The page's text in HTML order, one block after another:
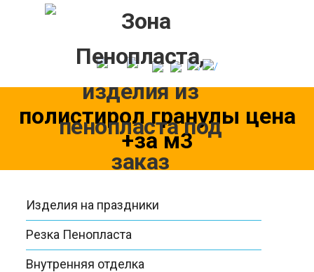
полистирол гранулы цена
+за м3
Изделия на праздники
Резка Пенопласта
Внутренняя отделка